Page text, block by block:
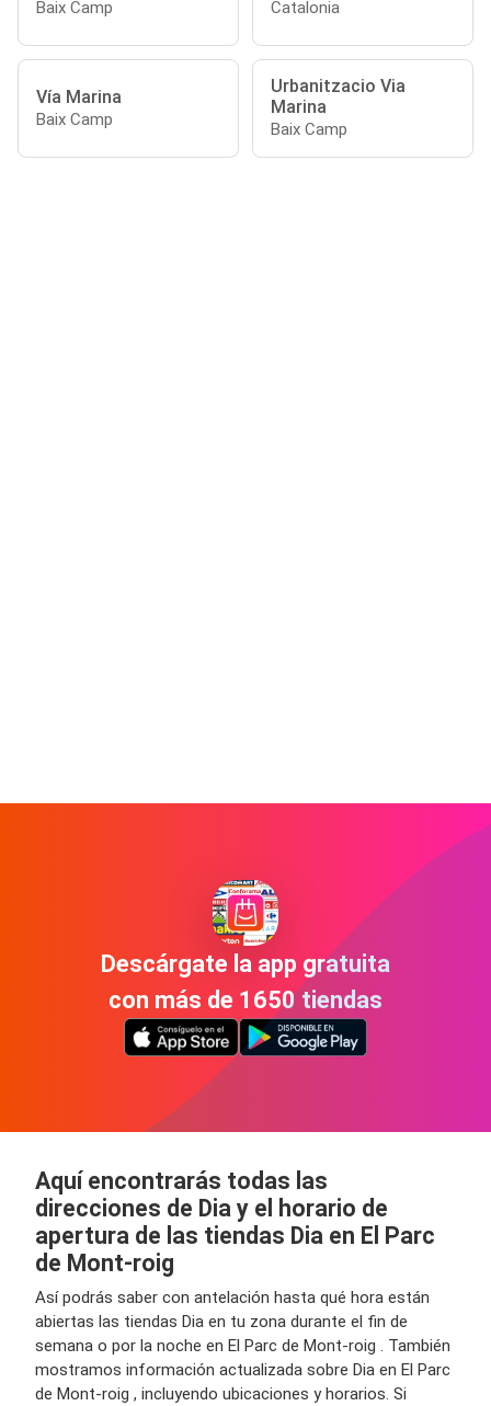
Baix Camp Catalonia
Vía Marina
Baix Camp
Urbanitzacio Via
Marina
Baix Camp
Descárgate la app gratuita
con más de 1650 tiendas
Aquí encontrarás todas las
direcciones de Dia y el horario de
apertura de las tiendas Dia en El Parc
de Mont-roig
Así podrás saber con antelación hasta qué hora están
abiertas las tiendas Dia en tu zona durante el fin de
semana o por la noche en El Parc de Mont-roig . También
mostramos información actualizada sobre Dia en El Parc
de Mont-roig , incluyendo ubicaciones y horarios. Si